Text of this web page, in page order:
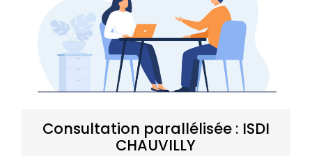
Consultation parallélisée : ISDI
CHAUVILLY